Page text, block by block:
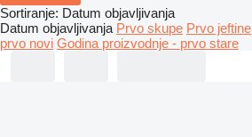
Sortiranje: Datum objavljivanja
Datum objavljivanja Prvo skupe Prvo jeftine
prvo novi Godina proizvodnje - prvo stare